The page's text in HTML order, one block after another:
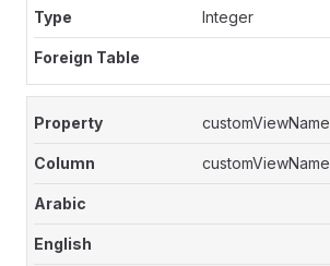
Integer
customViewName
customViewName